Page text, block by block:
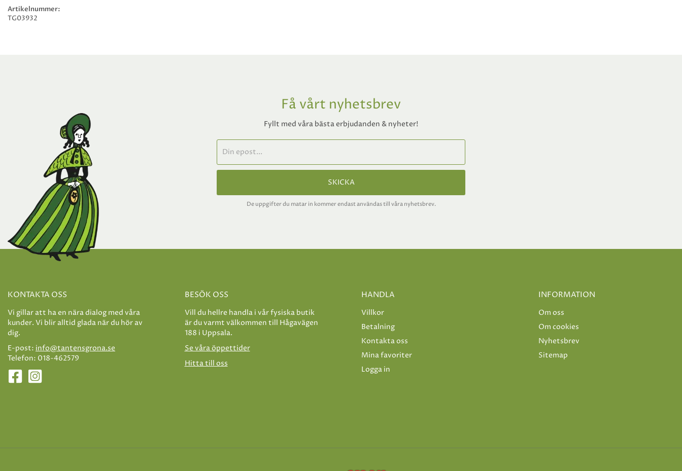
Artikelnummer:
TG03932
Få vårt nyhetsbrev
Fyllt med våra bästa erbjudanden & nyheter!
SKICKA
De uppgifter du matar in kommer endast användas till våra nyhetsbrev.
KONTAKTA OSS
Vi gillar att ha en nära dialog med våra
kunder. Vi blir alltid glada när du hör av
dig.
E-post: info@tantensgrona.se
Telefon: 018-462579
BESÖK OSS
Vill du hellre handla i vår fysiska butik
är du varmt välkommen till Hågavägen
188 i Uppsala.
Se våra öppettider
Hitta till oss
HANDLA
Villkor
Betalning
Kontakta oss
Mina favoriter
Logga in
INFORMATION
Om oss
Om cookies
Nyhetsbrev
Sitemap